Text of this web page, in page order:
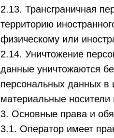
2.13. Трансграничная
территорию
физическому или
2.14. Уничтожение
данные уничтожаются
персональных данных в
материальные
3. Основные права и
3.1. Оператор имеет